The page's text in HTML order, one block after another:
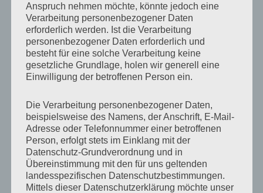
Haftung für Inhalte
Die Informationen auf dieser Webseite sind allgemeiner
Art und dienen lediglich dazu MPN Business dem
wurden mit größter Sorgfalt erstellt. Für die Richtigkeit,
Vollständigkeit und Aktualität der Inhalte kann ich
jedoch keine Gewähr übernehmen. Ich weise darauf hin,
dass der vorliegende Inhalt weder eine individuelle
rechtliche, betriebswirtschaftliche, steuerliche noch eine
Anspruch nehmen möchte, könnte jedoch eine
Verarbeitung personenbezogener Daten
erforderlich werden. Ist die Verarbeitung
personenbezogener Daten erforderlich und
besteht für eine solche Verarbeitung keine
gesetzliche Grundlage, holen wir generell eine
Einwilligung der betroffenen Person ein.
Die Verarbeitung personenbezogener Daten,
beispielsweise des Namens, der Anschrift, E-Mail-
Adresse oder Telefonnummer einer betroffenen
Person, erfolgt stets im Einklang mit der
Datenschutz-Grundverordnung und in
Übereinstimmung mit den für uns geltenden
landesspezifischen Datenschutzbestimmungen.
Mittels dieser Datenschutzerklärung möchte unser